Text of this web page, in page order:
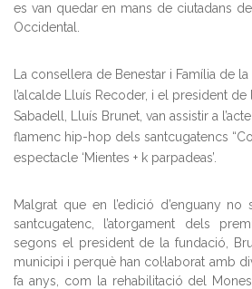
es van quedar en mans de ciutadans
Occidental.
La consellera de Benestar i Família de la
l’alcalde Lluís Recoder, i el president de
Sabadell,
Lluís Brunet, van assistir a
flamenc hip-hop dels santcugatencs
espectacle ‘Mientes + k parpadeas’.
Malgrat que en l’edició d’enguany no
santcugatenc, l’atorgament dels
segons el president de la fundació,
municipi i perquè han col·laborat amb
fa anys, com la rehabilitació del